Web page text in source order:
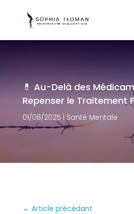
💊 Au-Delà des
Repenser le Traitement
01/08/2025 Santé Mentale
← Article précédant